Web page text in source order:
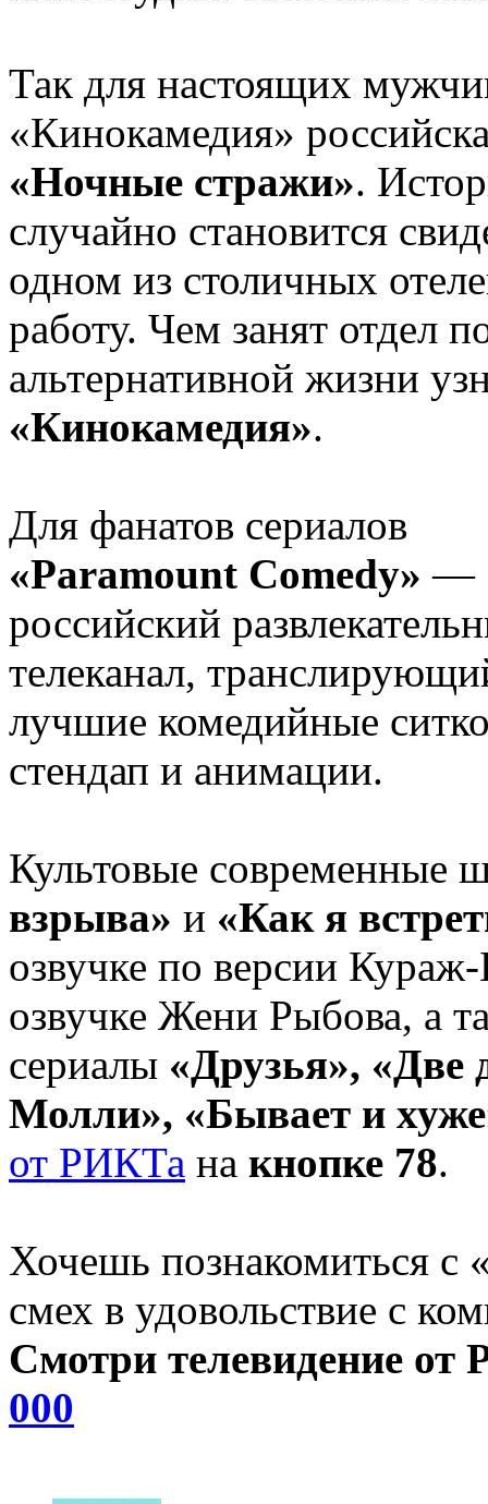
Так для настоящих
«Кинокамедия»
«Ночные стражи».
случайно становится
одном из столичных
работу. Чем занят отдел
альтернативной жизни
«Кинокамедия».
Для фанатов сериалов
«Paramount Comedy» —
российский
телеканал,
лучшие комедийные
стендап и анимации.
Культовые современные
взрыва» и «Как я
озвучке по версии
озвучке Жени Рыбова, а
сериалы «Друзья»,
Молли», «Бывает и
от РИКТа на кнопке 78.
Хочешь познакомиться с
смех в удовольствие с
Смотри телевидение
000